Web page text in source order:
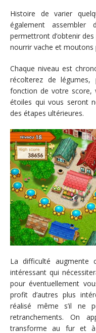
Histoire de varier
également assembler
permettront d’obtenir
nourrir vache et moutons
Chaque niveau est
récolterez de
fonction de votre score,
étoiles qui vous seront
des étapes ultérieures.
La difficulté augmente
intéressant qui
pour éventuellement
profit d’autres plus
réalisé même s’il ne
retranchements. On
transforme au fur et